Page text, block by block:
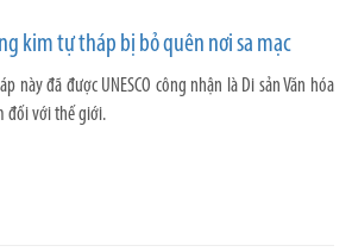
kim tự tháp bị bỏ quên nơi sa mạc
này đã được UNESCO công nhận là Di sản Văn hóa
đối với thế giới.